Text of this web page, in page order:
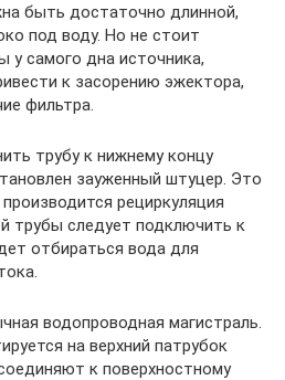
быть достаточно длинной,
под воду. Но не стоит
у самого дна источника,
к засорению эжектора,
фильтра.
трубу к нижнему концу
зауженный штуцер. Это
рециркуляция
трубы следует подключить к
отбираться вода для
водопроводная магистраль.
на верхний патрубок
к поверхностному